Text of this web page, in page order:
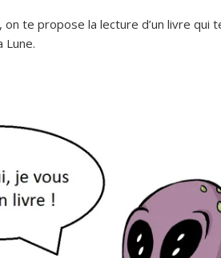
on te propose la lecture d’un livre
Lune.